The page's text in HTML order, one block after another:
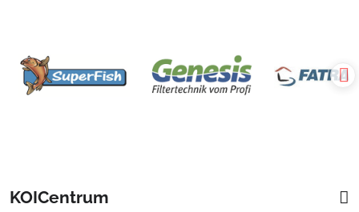
KOICentrum